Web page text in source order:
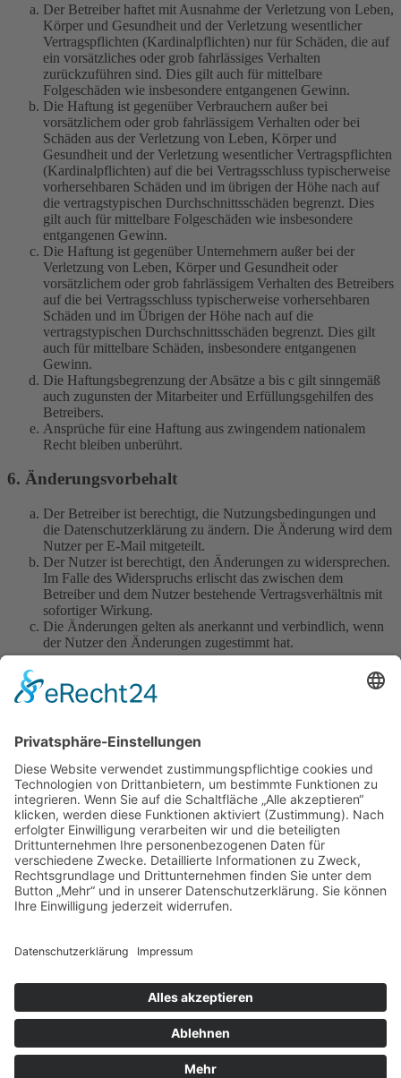
Der Betreiber haftet mit Ausnahme der Verletzung von Leben,
Körper und Gesundheit und der Verletzung wesentlicher
Vertragspflichten (Kardinalpflichten) nur für Schäden, die auf
ein vorsätzliches oder grob fahrlässiges Verhalten
zurückzuführen sind. Dies gilt auch für mittelbare
Folgeschäden wie insbesondere entgangenen Gewinn.
Die Haftung ist gegenüber Verbrauchern außer bei
vorsätzlichem oder grob fahrlässigem Verhalten oder bei
Schäden aus der Verletzung von Leben, Körper und
Gesundheit und der Verletzung wesentlicher Vertragspflichten
(Kardinalpflichten) auf die bei Vertragsschluss typischerweise
vorhersehbaren Schäden und im übrigen der Höhe nach auf
die vertragstypischen Durchschnittsschäden begrenzt. Dies
gilt auch für mittelbare Folgeschäden wie insbesondere
entgangenen Gewinn.
Die Haftung ist gegenüber Unternehmern außer bei der
Verletzung von Leben, Körper und Gesundheit oder
vorsätzlichem oder grob fahrlässigem Verhalten des Betreibers
auf die bei Vertragsschluss typischerweise vorhersehbaren
Schäden und im Übrigen der Höhe nach auf die
vertragstypischen Durchschnittsschäden begrenzt. Dies gilt
auch für mittelbare Schäden, insbesondere entgangenen
Gewinn.
Die Haftungsbegrenzung der Absätze a bis c gilt sinngemäß
auch zugunsten der Mitarbeiter und Erfüllungsgehilfen des
Betreibers.
Ansprüche für eine Haftung aus zwingendem nationalem
Recht bleiben unberührt.
6. Änderungsvorbehalt
Der Betreiber ist berechtigt, die Nutzungsbedingungen und
die Datenschutzerklärung zu ändern. Die Änderung wird dem
Nutzer per E-Mail mitgeteilt.
Der Nutzer ist berechtigt, den Änderungen zu widersprechen.
Im Falle des Widerspruchs erlischt das zwischen dem
Betreiber und dem Nutzer bestehende Vertragsverhältnis mit
sofortiger Wirkung.
Die Änderungen gelten als anerkannt und verbindlich, wenn
der Nutzer den Änderungen zugestimmt hat.
Informationen über den Umgang mit deinen persönlichen Daten
sind in der Datenschutzerklärung enthalten.
Foren-Übersicht
Alle Zeiten sindUTC+02:00
Alle Cookies löschen
Powered byphpBB® Forum Software © phpBB Limited
Deutsche Übersetzung durchphpBB.de
Datenschutz |Nutzungsbedingungen
Time: 0.022s| Peak Memory Usage: 10.13 MiB | GZIP: Off